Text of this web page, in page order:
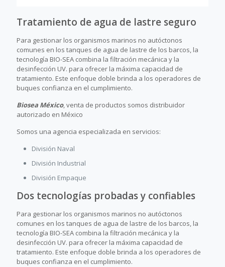
Tratamiento de agua de lastre seguro
Para gestionar los organismos marinos no autóctonos
comunes en los tanques de agua de lastre de los barcos, la
tecnología BIO-SEA combina la filtración mecánica y la
desinfección UV. para ofrecer la máxima capacidad de
tratamiento. Este enfoque doble brinda a los operadores de
buques confianza en el cumplimiento.
Biosea México, venta de productos somos distribuidor
autorizado en México
Somos una agencia especializada en servicios:
División Naval
División Industrial
División Empaque
Dos tecnologías probadas y confiables
Para gestionar los organismos marinos no autóctonos
comunes en los tanques de agua de lastre de los barcos, la
tecnología BIO-SEA combina la filtración mecánica y la
desinfección UV. para ofrecer la máxima capacidad de
tratamiento. Este enfoque doble brinda a los operadores de
buques confianza en el cumplimiento.